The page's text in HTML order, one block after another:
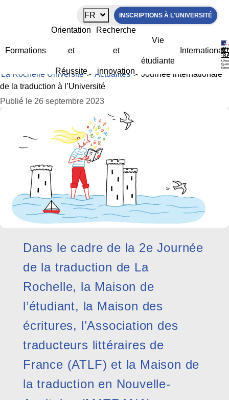
FR INSCRIPTIONS À L'UNIVERSITÉ
Formations
Orientation
et
Réussite
Recherche
et
innovation
Vie
étudiante
International
Journée internationale de la traduction
à l’Université
La Rochelle Université> Actualités> Journée internationale
de la traduction à l’Université
Publié le 26 septembre 2023
Dans le cadre de la 2e Journée
de la traduction de La
Rochelle, la Maison de
l’étudiant, la Maison des
écritures, l’Association des
traducteurs littéraires de
France (ATLF) et la Maison de
la traduction en Nouvelle-
Panneau de gestion des cookies